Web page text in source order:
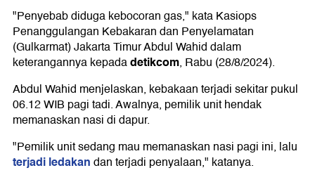
"Penyebab diduga kebocoran gas," kata Kasiops
Penanggulangan Kebakaran dan Penyelamatan
(Gulkarmat) Jakarta Timur Abdul Wahid dalam
keterangannya kepadadetikcom, Rabu (28/8/2024).
Abdul Wahid menjelaskan, kebakaan terjadi sekitar pukul
06.12 WIB pagi tadi. Awalnya, pemilik unit hendak
memanaskan nasi di dapur.
"Pemilik unit sedang mau memanaskan nasi pagi ini, lalu
terjadi ledakandan terjadi penyalaan," katanya.